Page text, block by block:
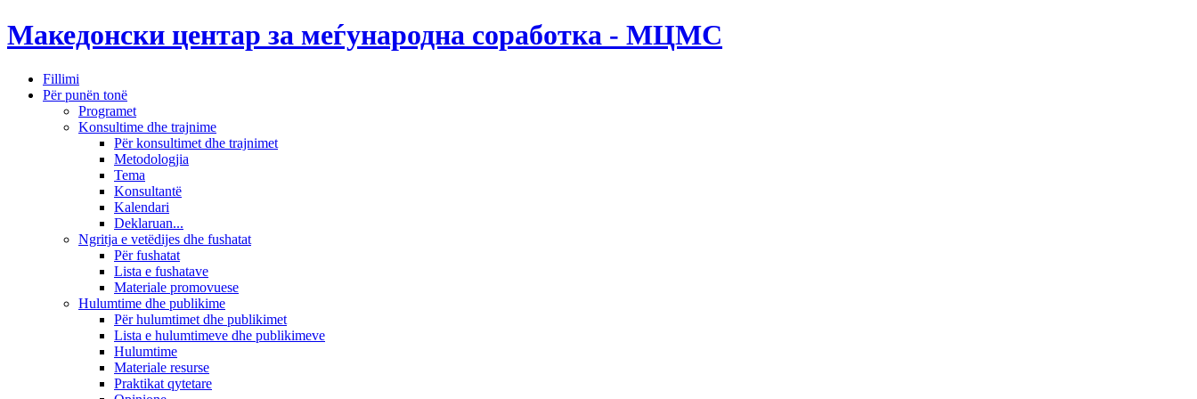
Македонски центар за меѓународна соработка - МЦМС
Fillimi
Për punën tonë
Programet
Konsultime dhe trajnime
Për konsultimet dhe trajnimet
Metodologjia
Tema
Konsultantë
Kalendari
Deklaruan...
Ngritja e vetëdijes dhe fushatat
Për fushatat
Lista e fushatave
Materiale promovuese
Hulumtime dhe publikime
Për hulumtimet dhe publikimet
Lista e hulumtimeve dhe publikimeve
Hulumtime
Materiale resurse
Praktikat qytetare